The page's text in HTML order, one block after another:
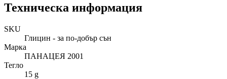
Техническа информация
SKU
Глицин - за по-добър сън
Марка
ПАНАЦЕЯ 2001
Тегло
15 g